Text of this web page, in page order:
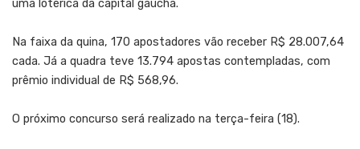
uma lotérica da capital gaúcha.
Na faixa da quina, 170 apostadores vão receber R$ 28.007,64
cada. Já a quadra teve 13.794 apostas contempladas, com
prêmio individual de R$ 568,96.
O próximo concurso será realizado na terça-feira (18).